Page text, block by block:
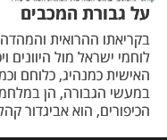
על גבורת המכבים
בקריאתו ההרואית
לוחמי ישראל מול היוונים
האישית כמנהיג, כלוחם
במעשי הגבורה, הן
הכיפורים, הוא אביגדור